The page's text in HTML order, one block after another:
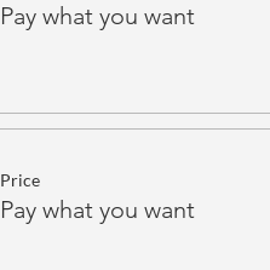
Pay what you want
Price
Pay what you want